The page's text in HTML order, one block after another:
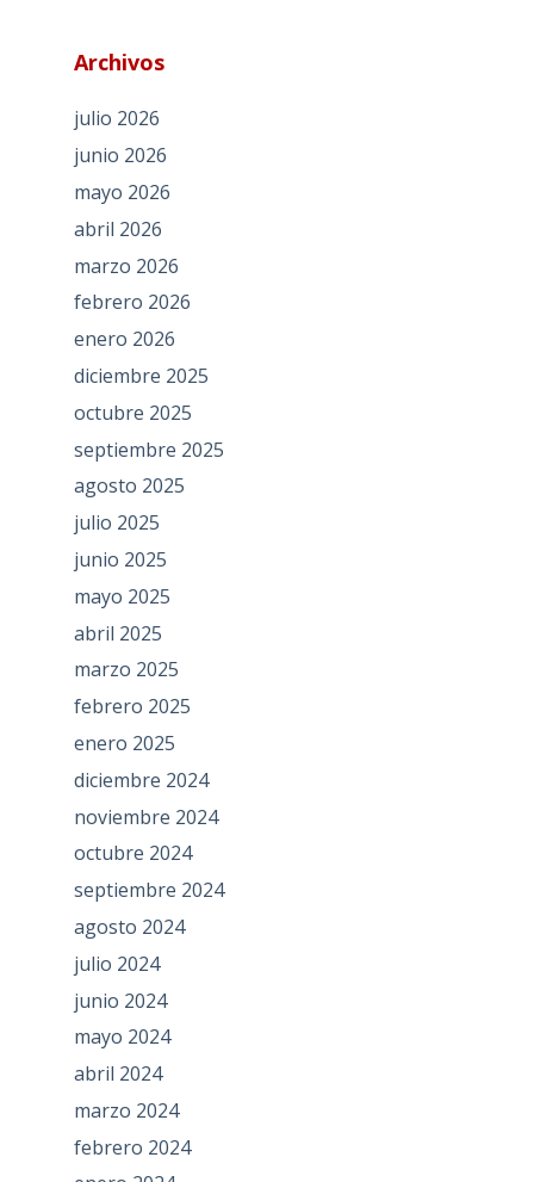
Archivos
julio 2026
junio 2026
mayo 2026
abril 2026
marzo 2026
febrero 2026
enero 2026
diciembre 2025
octubre 2025
septiembre 2025
agosto 2025
julio 2025
junio 2025
mayo 2025
abril 2025
marzo 2025
febrero 2025
enero 2025
diciembre 2024
noviembre 2024
octubre 2024
septiembre 2024
agosto 2024
julio 2024
junio 2024
mayo 2024
abril 2024
marzo 2024
febrero 2024